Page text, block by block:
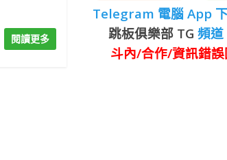
閱讀更多
Telegram 電腦 App
跳板俱樂部 TG 頻道
斗內/合作/資訊錯